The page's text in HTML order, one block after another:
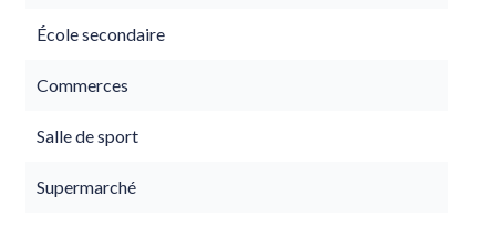
École secondaire
Commerces
Salle de sport
Supermarché